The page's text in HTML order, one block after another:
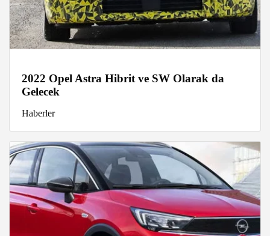
2022 Opel Astra Hibrit ve SW Olarak da
Gelecek
Haberler